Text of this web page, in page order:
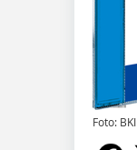
Foto: BKI